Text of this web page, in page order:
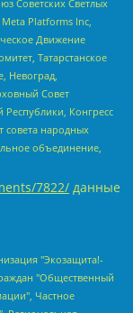
Советских Светлых
Platforms Inc,
Движение
Татарстанское
Невоград,
Совет
Республики, Конгресс
совета народных
объединение,
7822/ данные
Общество с ограниченной ответственностью "Данное сообщение", Общество с ограниченной ответственностью Издательский дом "Новая глава", Айнбиндер Александра Александровна, Московский комьюнити-центр для ЛГБТ+инициатив, Благотворительный фонд развития филантропии, Deutsche Welle (Германия, Kurt-Schumacher-Strasse 3, 53113 Bonn), Борзунова Мария Михайловна, Воробьев Виктор Викторович, Голубева Анна Львовна, Константинова Алла Михайловна, Малкова Ирина Владимировна, Мурадов Мурад Абдулгалимович, Осетинская Елизавета Николаевна, Понасенков Евгений Николаевич, Ганапольский Матвей Юрьевич, Киселев Евгений Алексеевич, Борухович Ирина Григорьевна, Дремин Иван Тимофеевич, Дубровский Дмитрий Викторович, Красноярская региональная общественная организация поддержки и развития альтернативных образовательных технологий и межкультурных коммуникаций "ИНТЕРРА", Маяковская Екатерина Алексеевна, Фейгин Марк Захарович, Филимонов Андрей Викторович, Дзугкоева Регина Николаевна, Доброхотов Роман Александрович, Дудь Юрий Александрович, Елкин Сергей Владимирович, Кругликов Кирилл Игоревич, Сабунаева Мария Леонидовна, Семенов Алексей Владимирович, Шаинян Карен Багратович, Шульман Екатерина Михайловна, Асафьев Артур Валерьевич, Вахштайн Виктор Семенович, Венедиктов Алексей Алексеевич, Лушникова Екатерина Евгеньевна, Волков Леонид Михайлович, Невзоров Александр Глебович, Пархоменко Сергей Борисович, Сироткин Ярослав Николаевич, Кара-Мурза Владимир Владимирович, Баранова Наталья Владимировна, Гозман Леонид Яковлевич, Кагарлицкий Борис Юльевич, Климарев Михаил Валерьевич, Милов Владимир Станиславович, Автономная некоммерческая организация Краснодарский центр современного искусства "Типография", Моргенштерн Алишер Тагирович, Соболь Любовь Эдуардовна, Общество с ограниченной ответственностью "ЛИЗА НОРМ", Каспаров Гарри Кимович, Ходорковский Михаил Борисович, Общество с ограниченной ответственностью "Апрельские тезисы", Данилович Ирина Брониславовна, Кашин Олег Владимирович, Петров Николай Владимирович, Пивоваров Алексей Владимирович, Соколов Михаил Владимирович, Цветкова Юлия Владимировна, Чичваркин Евгений Александрович, Комитет против пыток/Команда против пыток, Общество с ограниченной ответственностью "Первый научный", Общество с ограниченной ответственностью "Вертолет и ко", Белоцерковская Вероника Борисовна, Кац Максим Евгеньевич, Лазарева Татьяна Юрьевна, Шаведдинов Руслан Табризович, Яшин Илья Валерьевич, Общество с ограниченной ответственностью "Иноагент ААВ", Алешковский Дмитрий Петрович, Альбац Евгения Марковна, Быков Дмитрий Львович, Галямина Юлия Евгеньевна, Лойко Сергей Леонидович, Мартынов Кирилл Константинович, Медведев Сергей Александрович, Крашенинников Федор Геннадиевич, Гордеева Катерина Вл